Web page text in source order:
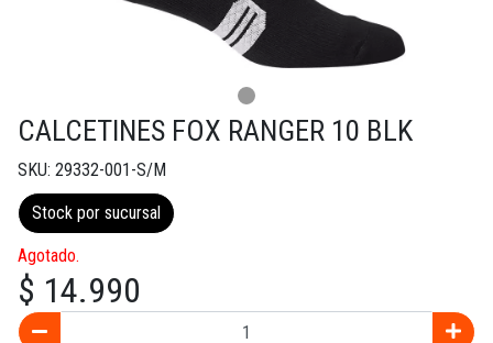
CALCETINES FOX RANGER 10 BLK
SKU: 29332-001-S/M
Stock por sucursal
Agotado.
$ 14.990